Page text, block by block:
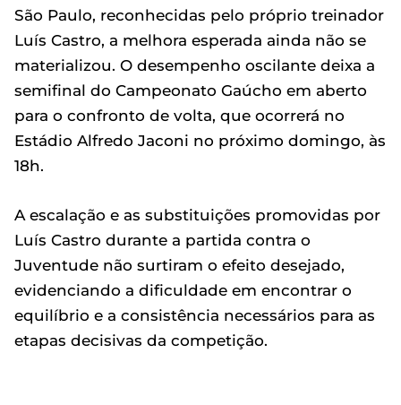
São Paulo, reconhecidas pelo próprio treinador
Luís Castro, a melhora esperada ainda não se
materializou. O desempenho oscilante deixa a
semifinal do Campeonato Gaúcho em aberto
para o confronto de volta, que ocorrerá no
Estádio Alfredo Jaconi no próximo domingo, às
18h.
A escalação e as substituições promovidas por
Luís Castro durante a partida contra o
Juventude não surtiram o efeito desejado,
evidenciando a dificuldade em encontrar o
equilíbrio e a consistência necessários para as
etapas decisivas da competição.